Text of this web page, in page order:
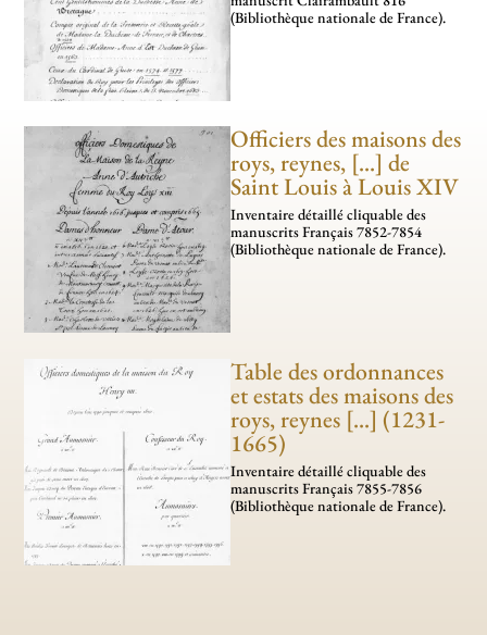
(Bibliothèque nationale de France).
Officiers des maisons des
roys, reynes, [...] de
Saint Louis à Louis XIV
Inventaire détaillé cli­­qua­­ble des
manus­­crits Français 7852-7854
(Bibliothèque nationale de France).
Table des ordonnances
et estats des maisons des
roys, reynes [...] (1231-
1665)
Inventaire détaillé cliquable des
manuscrits Français 7855-7856
(Bibliothèque nationale de France).